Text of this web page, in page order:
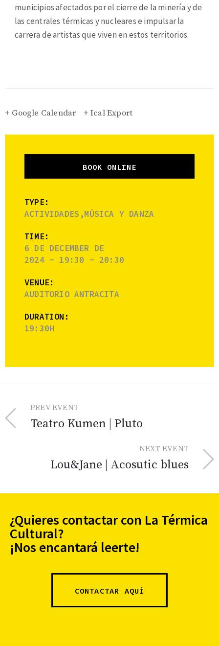
municipios afectados por el cierre de la minería y de
las centrales térmicas y nucleares e impulsar la
carrera de artistas que viven en estos territorios.
+ Google Calendar + Ical Export
BOOK ONLINE
TYPE:
ACTIVIDADES,MÚSICA Y DANZA
TIME:
6 DE DECEMBER DE
2024 - 19:30 - 20:30
VENUE:
AUDITORIO ANTRACITA
DURATION:
19:30H
PREV EVENT
Teatro Kumen | Pluto
NEXT EVENT
Lou&Jane | Acosutic blues
¿Quieres contactar con La Térmica
Cultural?
¡Nos encantará leerte!
CONTACTAR AQUÍ